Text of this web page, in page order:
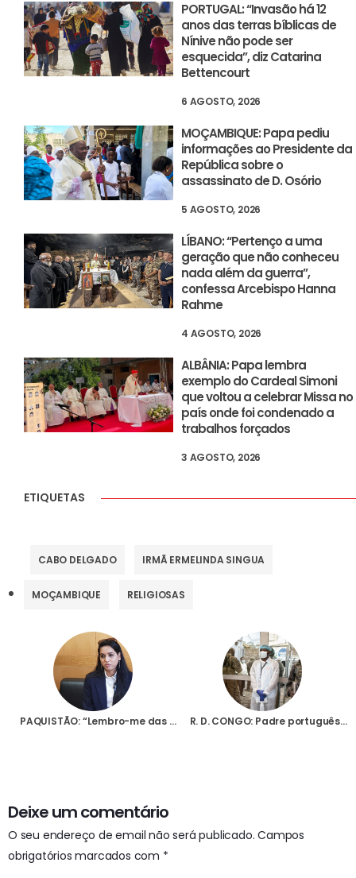
PORTUGAL: “Invasão há 12
anos das terras bíblicas de
Nínive não pode ser
esquecida”, diz Catarina
Bettencourt
6 AGOSTO, 2026
MOÇAMBIQUE: Papa pediu
informações ao Presidente da
República sobre o
assassinato de D. Osório
5 AGOSTO, 2026
LÍBANO: “Pertenço a uma
geração que não conheceu
nada além da guerra”,
confessa Arcebispo Hanna
Rahme
4 AGOSTO, 2026
ALBÂNIA: Papa lembra
exemplo do Cardeal Simoni
que voltou a celebrar Missa no
país onde foi condenado a
trabalhos forçados
3 AGOSTO, 2026
ETIQUETAS
CABO DELGADO IRMÃ ERMELINDA SINGUA
MOÇAMBIQUE RELIGIOSAS
PAQUISTÃO: “Lembro-me das lágrimas das pessoas”, diz jovem cristã ao recordar os ataques em Jaranwala R. D. CONGO: Padre português alerta para surto de Ébola no leste do país que atinge sobretudo as “populações pobres”
Deixe um comentário
O seu endereço de email não será publicado. Campos
obrigatórios marcados com *